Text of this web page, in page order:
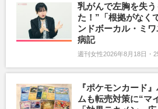
乳がんで左胸を失
た！”「根拠がなく
ンドボーカル・ミ
病記
週刊女性2026年8月18日・
『ポケモンカード
ムも転売対策に“マ